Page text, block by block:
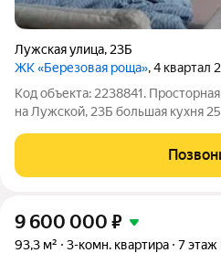
Лужская улица, 23Б
ЖК «Березовая роща», 4 квартал
Код объекта: 2238841.
на Лужской, 23Б большая кухня 25 м и индивидуальный котёл,
Высокий восьмой этаж дарит
окна выходят и на
9 600 000 ₽
93,3 м² 3-комн. квартира 7 этаж